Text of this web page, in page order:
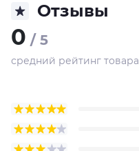
Отзывы
0 / 5
средний рейтинг товара